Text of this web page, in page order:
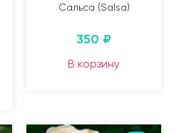
Сальса (Salsa)
350 ₽
В корзину